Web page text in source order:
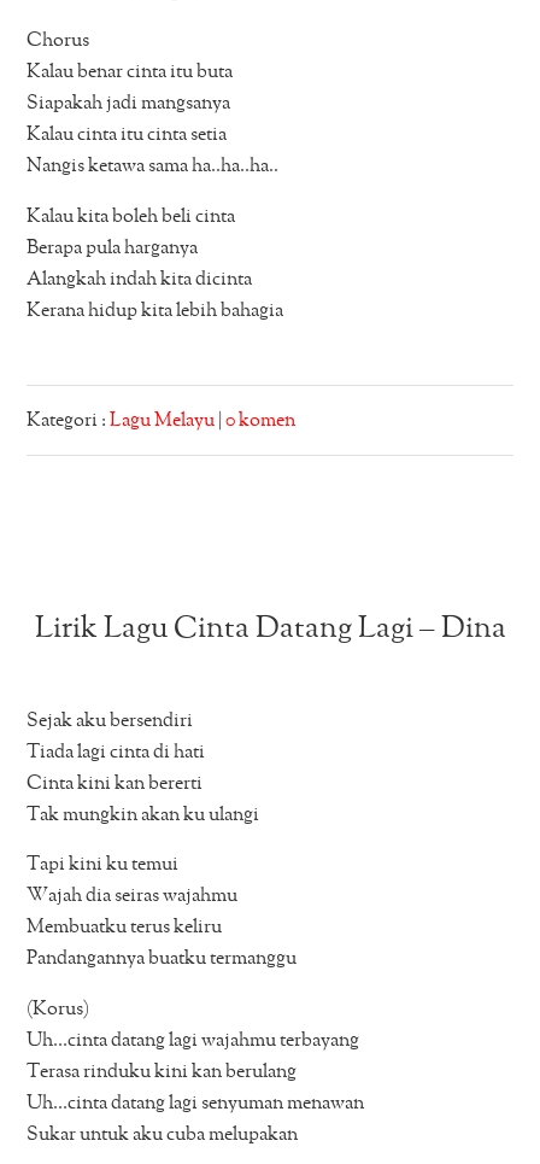
Chorus
Kalau benar cinta itu buta
Siapakah jadi mangsanya
Kalau cinta itu cinta setia
Nangis ketawa sama ha..ha..ha..
Kalau kita boleh beli cinta
Berapa pula harganya
Alangkah indah kita dicinta
Kerana hidup kita lebih bahagia
Kategori :Lagu Melayu |0 komen
Lirik Lagu Cinta Datang Lagi – Dina
Sejak aku bersendiri
Tiada lagi cinta di hati
Cinta kini kan bererti
Tak mungkin akan ku ulangi
Tapi kini ku temui
Wajah dia seiras wajahmu
Membuatku terus keliru
Pandangannya buatku termanggu
(Korus)
Uh…cinta datang lagi wajahmu terbayang
Terasa rinduku kini kan berulang
Uh…cinta datang lagi senyuman menawan
Sukar untuk aku cuba melupakan